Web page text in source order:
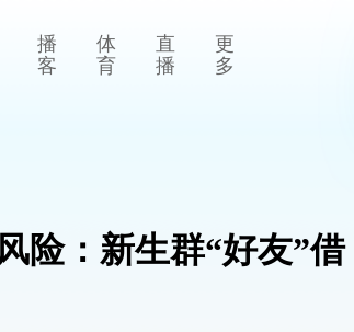
播
客
体
育
直
播
更
多
险：新生群“好友”借